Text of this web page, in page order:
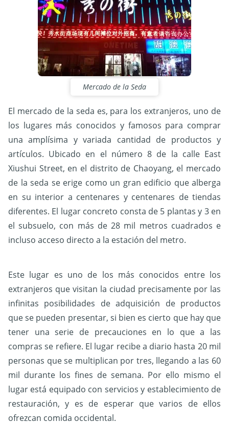
Mercado de la Seda
El mercado de la seda es, para los extranjeros, uno de
los lugares más conocidos y famosos para comprar
una amplísima y variada cantidad de productos y
artículos. Ubicado en el número 8 de la calle East
Xiushui Street, en el distrito de Chaoyang, el mercado
de la seda se erige como un gran edificio que alberga
en su interior a centenares y centenares de tiendas
diferentes. El lugar concreto consta de 5 plantas y 3 en
el subsuelo, con más de 28 mil metros cuadrados e
incluso acceso directo a la estación del metro.
Este lugar es uno de los más conocidos entre los
extranjeros que visitan la ciudad precisamente por las
infinitas posibilidades de adquisición de productos
que se pueden presentar, si bien es cierto que hay que
tener una serie de precauciones en lo que a las
compras se refiere. El lugar recibe a diario hasta 20 mil
personas que se multiplican por tres, llegando a las 60
mil durante los fines de semana. Por ello mismo el
lugar está equipado con servicios y establecimiento de
restauración, y es de esperar que varios de ellos
ofrezcan comida occidental.